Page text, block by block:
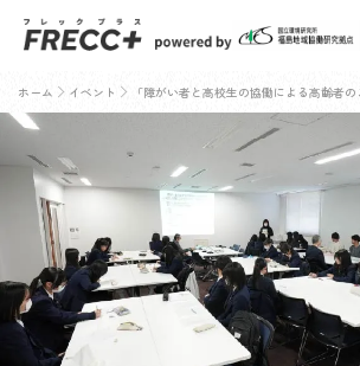
ホーム イベント 「障がい者と高校生の協働による高齢者のごみ出し支援に向けたネ